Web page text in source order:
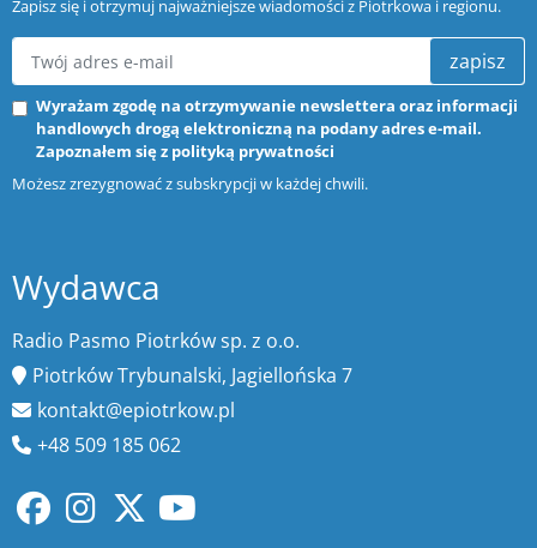
Zapisz się i otrzymuj najważniejsze wiadomości z Piotrkowa i regionu.
zapisz
Wyrażam zgodę na otrzymywanie newslettera oraz informacji
handlowych drogą elektroniczną na podany adres e-mail.
Zapoznałem się z polityką prywatności
Możesz zrezygnować z subskrypcji w każdej chwili.
Wydawca
Radio Pasmo Piotrków sp. z o.o.
Piotrków Trybunalski, Jagiellońska 7
kontakt@epiotrkow.pl
+48 509 185 062